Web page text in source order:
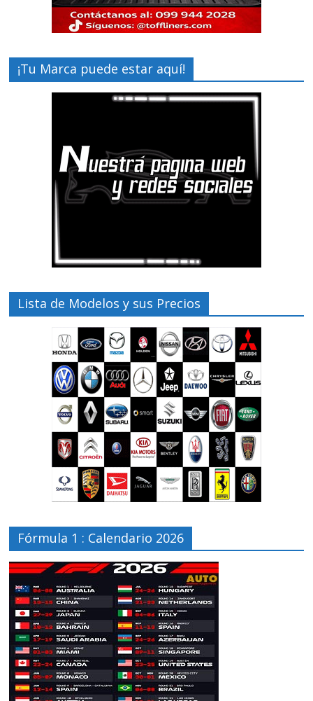
¡Tu Marca puede estar aquí!
Lista de Modelos y sus Precios
Fórmula 1 : Calendario 2026